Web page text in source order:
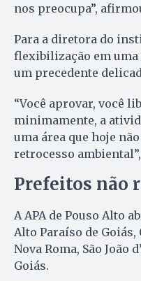
nos preocupa”,
Para a diretora do
flexibilização em
um precedente
“Você aprovar, você
minimamente, a
uma área que hoje
retrocesso
Prefeitos não
A APA de Pouso Alto
Alto Paraíso de Goiás,
Nova Roma, São João
Goiás.